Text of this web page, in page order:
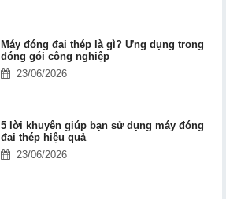
Máy đóng đai thép là gì? Ứng dụng trong
đóng gói công nghiệp
23/06/2026
5 lời khuyên giúp bạn sử dụng máy đóng
đai thép hiệu quả
23/06/2026